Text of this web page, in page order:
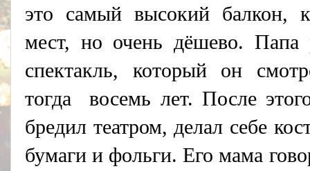
это самый высокий балкон,
мест, но очень дёшево. Папа
спектакль, который он
тогда восемь лет. После
бредил театром, делал себе
бумаги и фольги. Его мама